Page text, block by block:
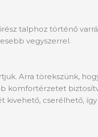
talphoz történő
vegyszerrel.
Arra törekszünk,
cserélhető,